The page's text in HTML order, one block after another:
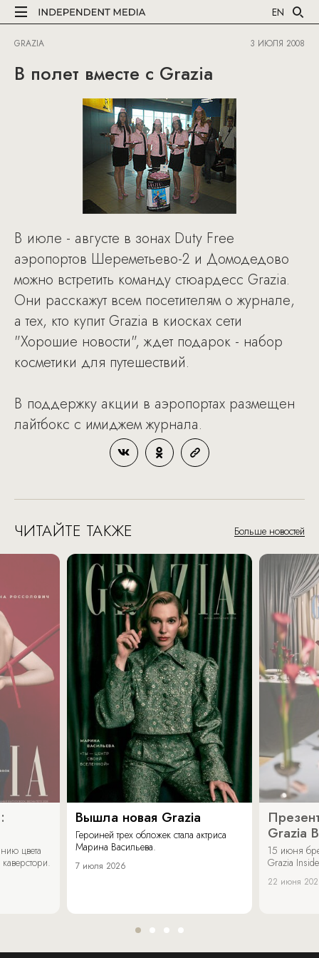
EN
GRAZIA 3 ИЮЛЯ 2008
В полет вместе с Grazia
В июле - августе в зонах Duty Free
аэропортов Шереметьево-2 и Домодедово
можно встретить команду стюардесс Grazia.
Они расскажут всем посетителям о журнале,
а тех, кто купит Grazia в киосках сети
"Хорошие новости", ждет подарок - набор
косметики для путешествий.
В поддержку акции в аэропортах размещен
лайтбокс с имиджем журнала.
ЧИТАЙТЕ ТАКЖЕ Больше новостей
цвета
Вышла новая Grazia
Героиней трех обложек стала актриса
Марина Васильева.
7 июля 2026
Grazia
15 июня
Grazia
22 июня